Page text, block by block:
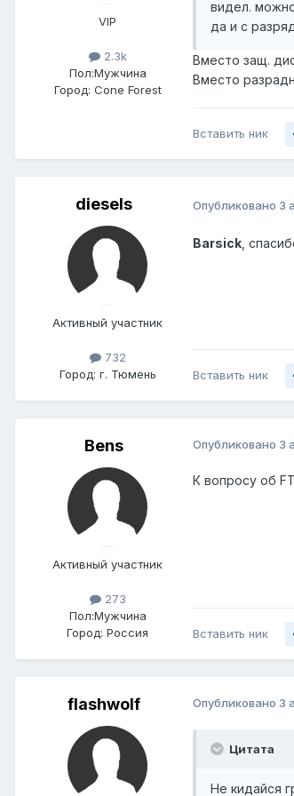
VIP
2.3k
Пол:Мужчина
Город: Cone Forest
видел.
да и с
Вместо защ.
Вместо
Вставить ник
diesels
Активный участник
732
Город: г. Тюмень
Опубликовано 3
Barsick ,
Вставить ник
Bens
Активный участник
273
Пол:Мужчина
Город: Россия
Опубликовано 3
К вопросу об
Вставить ник
flashwolf Опубликовано 3
Цитата
Не кидайся